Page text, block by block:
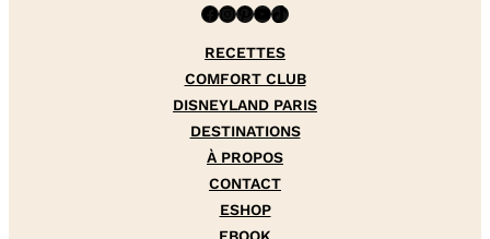
Facebook InstagramPinterest YouTube TikTok
RECETTES
COMFORT CLUB
DISNEYLAND PARIS
DESTINATIONS
À PROPOS
CONTACT
ESHOP